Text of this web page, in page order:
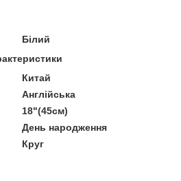
Білий
Китай
Англійська
18"(45см)
День народження
Круг